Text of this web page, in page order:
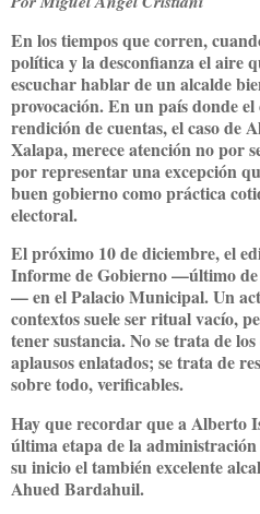
En los tiempos que corren,
política y la desconfianza el aire
escuchar hablar de un alcalde
provocación. En un país donde
rendición de cuentas, el caso de
Xalapa, merece atención no por
por representar una excepción
buen gobierno como práctica
electoral.
El próximo 10 de diciembre, el
Informe de Gobierno—último de
— en el Palacio Municipal. Un
contextos suele ser ritual vacío,
tener sustancia. No se trata de
aplausos enlatados; se trata de
sobre todo, verificables.
Hay que recordar que a Alberto
última etapa de la
su inicio el también excelente
Ahued Bardahuil.